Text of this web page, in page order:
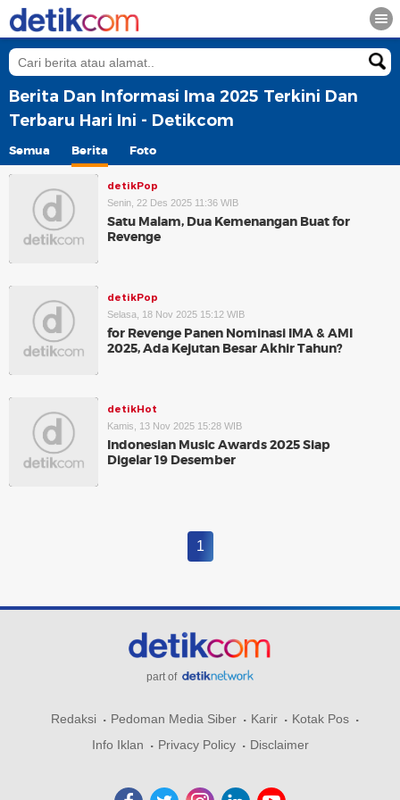
Berita Dan Informasi Ima 2025 Terkini Dan
Terbaru Hari Ini - Detikcom
Semua Berita Foto
detikPop
Senin, 22 Des 2025 11:36 WIB
Satu Malam, Dua Kemenangan Buat for
Revenge
detikPop
Selasa, 18 Nov 2025 15:12 WIB
for Revenge Panen Nominasi IMA & AMI
2025, Ada Kejutan Besar Akhir Tahun?
detikHot
Kamis, 13 Nov 2025 15:28 WIB
Indonesian Music Awards 2025 Siap
Digelar 19 Desember
1
part of
Redaksi Pedoman Media Siber Karir
Kotak Pos
Info Iklan
Privacy Policy Disclaimer